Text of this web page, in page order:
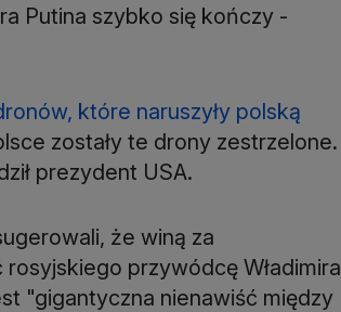
Putina szybko się kończy -
które naruszyły polską
zostały te drony zestrzelone.
prezydent USA.
że winą za
przywódcę Władimira
"gigantyczna nienawiść między